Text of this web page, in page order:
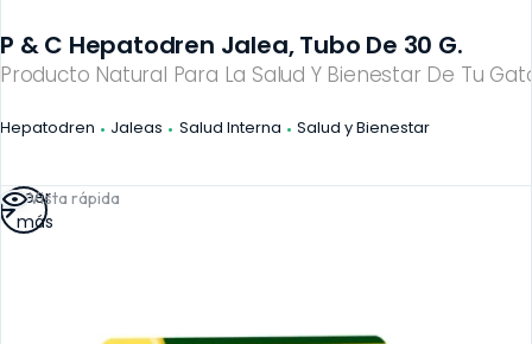
Producto Natural Para La Salud Y Bienestar De Tu
P & C Hepatodren Jalea, Tubo De 30 G.
Hepatodren Jaleas Salud Interna Salud y Bienestar
Vista rápida
Leer
más